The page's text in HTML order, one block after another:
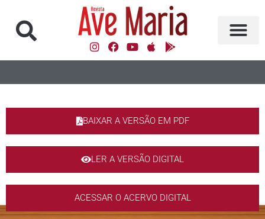
BAIXAR A VERSÃO EM PDF
LER A VERSÃO DIGITAL
ACESSAR O ACERVO DIGITAL